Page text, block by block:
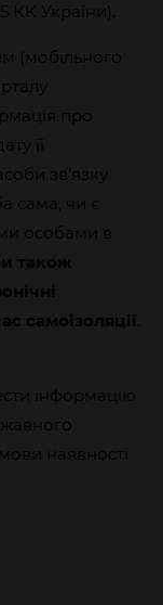
КК України).
(мобільного
про
її
зв’язку
сама, чи є
особами в
також
самоізоляції
інформацію
наявності